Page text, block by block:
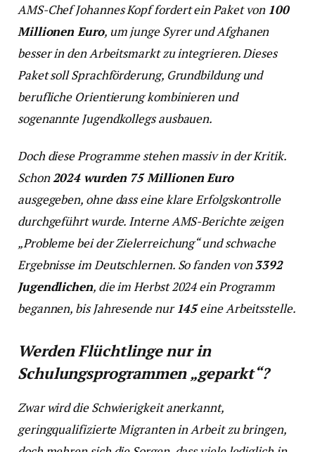
AMS-Chef Johannes Kopf fordert ein Paket von 100
Millionen Euro, um junge Syrer und Afghanen
besser in den Arbeitsmarkt zu integrieren. Dieses
Paket soll Sprachförderung, Grundbildung und
berufliche Orientierung kombinieren und
sogenannte Jugendkollegs ausbauen.
Doch diese Programme stehen massiv in der Kritik.
Schon2024 wurden 75 Millionen Euro
ausgegeben, ohne dass eine klare Erfolgskontrolle
durchgeführt wurde. Interne AMS-Berichte zeigen
„Probleme bei der Zielerreichung“ und schwache
Ergebnisse im Deutschlernen. So fanden von3392
Jugendlichen, die im Herbst 2024 ein Programm
begannen, bis Jahresende nur145eine Arbeitsstelle.
Werden Flüchtlinge nur in
Schulungsprogrammen „geparkt“?
Zwar wird die Schwierigkeit anerkannt,
geringqualifizierte Migranten in Arbeit zu bringen,